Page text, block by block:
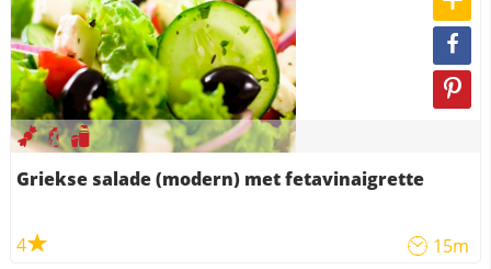
Griekse salade (modern) met fetavinaigrette
4 15m